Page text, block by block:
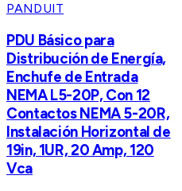
PANDUIT
PDU Básico para
Distribución de Energía,
Enchufe de Entrada
NEMA L5-20P, Con 12
Contactos NEMA 5-20R,
Instalación Horizontal de
19in, 1UR, 20 Amp, 120
Vca